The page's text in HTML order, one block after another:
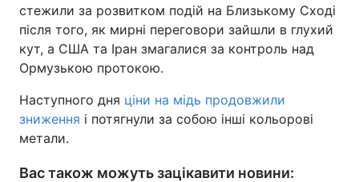
стежили за розвитком подій на Близькому Сході
після того, як мирні переговори зайшли в глухий
кут, а США та Іран змагалися за контроль над
Ормузькою протокою.
Наступного дня ціни на мідь продовжили
зниження і потягнули за собою інші кольорові
метали.
Вас також можуть зацікавити новини: